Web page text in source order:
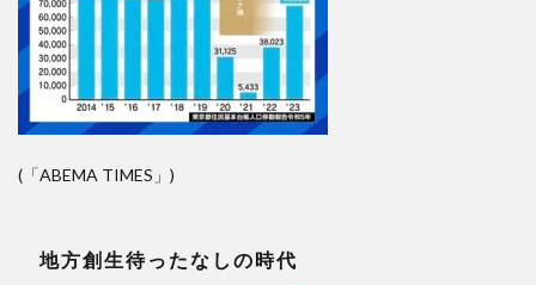
(「ABEMA TIMES」)
地方創生待ったなしの時代